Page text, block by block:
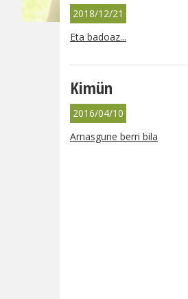
2018/12/21
Eta badoaz...
Kimün
2016/04/10
Arnasgune berri bila